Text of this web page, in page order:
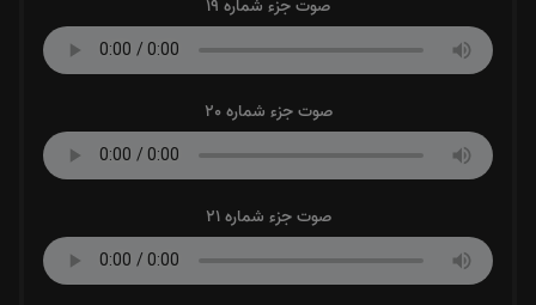
صوت جزء شماره 19
صوت جزء شماره 20
صوت جزء شماره 21